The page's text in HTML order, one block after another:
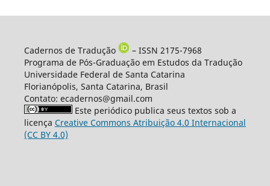
Cadernos de Tradução
– ISSN 2175-7968
Programa de Pós-Graduação em Estudos da Tradução
Universidade Federal de Santa Catarina
Florianópolis, Santa Catarina, Brasil
Contato: ecadernos@gmail.com
Este periódico publica seus textos sob a
licença Creative Commons Atribuição 4.0 Internacional
(CC BY 4.0)